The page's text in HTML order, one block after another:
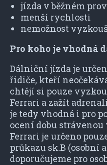
jízda v běžném
menší rychlosti
nemožnost
Pro koho je vhodná
Dálniční jízda je
řidiče, kteří
chtějí si pouze
Ferrari a zažít
je tedy vhodná i pro
ocení dobu strávenou
Ferrari je určeno
průkazu sk.B (osobní
doporučujeme pro